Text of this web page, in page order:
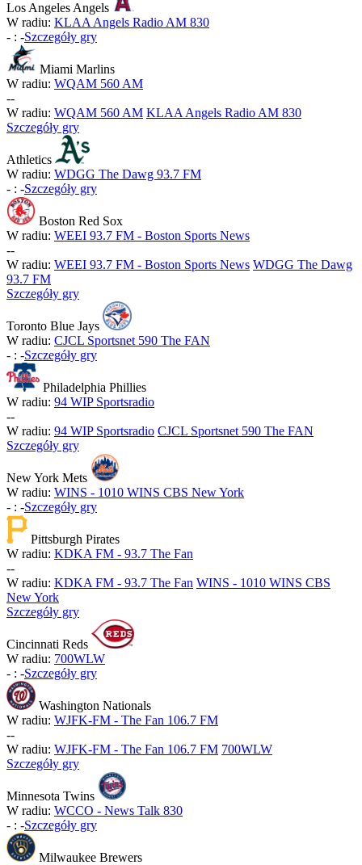
Los Angeles Angels
W radiu: KLAA Angels Radio AM 830
- : -Szczegóły gry
Miami Marlins
W radiu: WQAM 560 AM
--
W radiu: WQAM 560 AM KLAA Angels Radio AM 830
Szczegóły gry
Athletics
W radiu: WDGG The Dawg 93.7 FM
- : -Szczegóły gry
Boston Red Sox
W radiu: WEEI 93.7 FM - Boston Sports News
--
W radiu: WEEI 93.7 FM - Boston Sports News WDGG The Dawg
93.7 FM
Szczegóły gry
Toronto Blue Jays
W radiu: CJCL Sportsnet 590 The FAN
- : -Szczegóły gry
Philadelphia Phillies
W radiu: 94 WIP Sportsradio
--
W radiu: 94 WIP Sportsradio CJCL Sportsnet 590 The FAN
Szczegóły gry
New York Mets
W radiu: WINS - 1010 WINS CBS New York
- : -Szczegóły gry
Pittsburgh Pirates
W radiu: KDKA FM - 93.7 The Fan
--
W radiu: KDKA FM - 93.7 The Fan WINS - 1010 WINS CBS
New York
Szczegóły gry
Cincinnati Reds
W radiu: 700WLW
- : -Szczegóły gry
Washington Nationals
W radiu: WJFK-FM - The Fan 106.7 FM
--
W radiu: WJFK-FM - The Fan 106.7 FM 700WLW
Szczegóły gry
Minnesota Twins
W radiu: WCCO - News Talk 830
- : -Szczegóły gry
Milwaukee Brewers